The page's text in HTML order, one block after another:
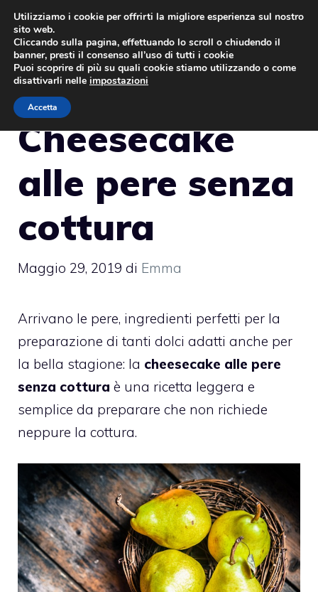
Vai
contenuto
Cheesecake
alle pere senza
cottura
Maggio 29, 2019 di Emma
Arrivano le pere, ingredienti perfetti per la
preparazione di tanti dolci adatti anche per
la bella stagione: la cheesecake alle pere
senza cottura è una ricetta leggera e
semplice da preparare che non richiede
neppure la cottura.
Utilizziamo i cookie per offrirti la migliore esperienza sul nostro
sito web.
Cliccando sulla pagina, effettuando lo scroll o chiudendo il
banner, presti il consenso all’uso di tutti i cookie
Puoi scoprire di più su quali cookie stiamo utilizzando o come
disattivarli nelle impostazioni
Accetta